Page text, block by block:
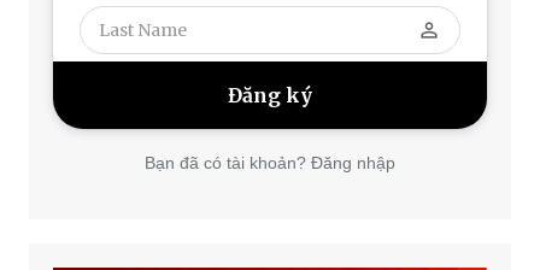
perm_identity
Bạn đã có tài khoản? Đăng nhập